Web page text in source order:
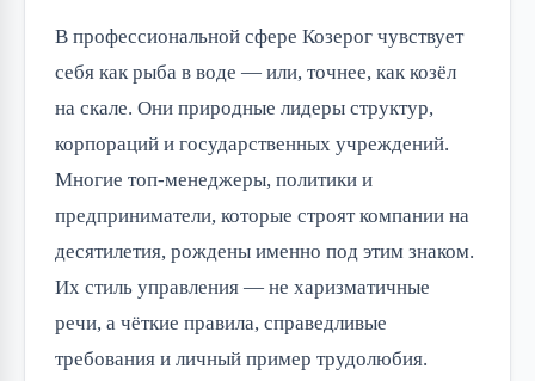
В профессиональной сфере Козерог чувствует
себя как рыба в воде — или, точнее, как козёл
на скале. Они природные лидеры структур,
корпораций и государственных учреждений.
Многие топ-менеджеры, политики и
предприниматели, которые строят компании на
десятилетия, рождены именно под этим знаком.
Их стиль управления — не харизматичные
речи, а чёткие правила, справедливые
требования и личный пример трудолюбия.